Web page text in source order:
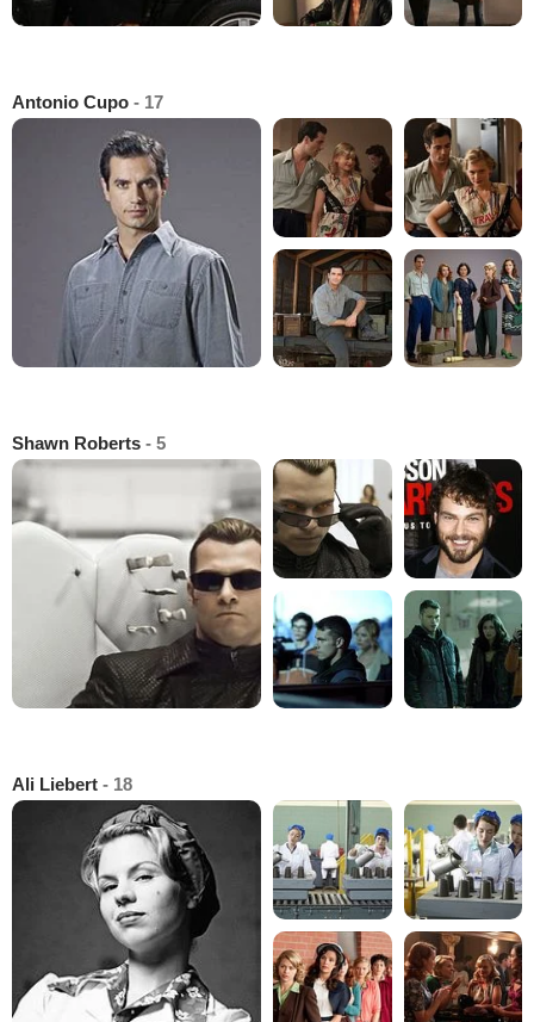
Antonio Cupo - 17
Shawn Roberts - 5
Ali Liebert - 18